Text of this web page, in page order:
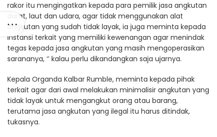
rakor itu mengingatkan kepada para pemilik jasa angkutan
darat, laut dan udara, agar tidak menggunakan alat
angkutan yang sudah tidak layak, ia juga meminta kepada
instansi terkait yang memiliki kewenangan agar menindak
tegas kepada jasa angkutan yang masih mengoperasikan
sarananya, ‘’ kalau perlu dikandangkan saja ujarnya.
Kepala Organda Kalbar Rumble, meminta kepada pihak
terkait agar dari awal melakukan minimalisir angkutan yang
tidak layak untuk mengangkut orang atau barang,
terutama jasa angkutan yang ilegal itu harus ditindak,
tukasnya.